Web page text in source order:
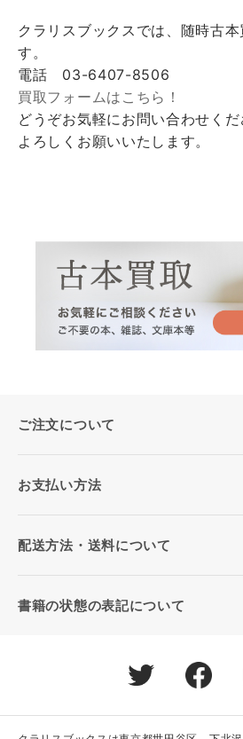
クラリスブックスでは、随時古
す。
電話 03-6407-8506
買取フォームはこちら！
どうぞお気軽にお問い合わせくだ
よろしくお願いいたします。
ご注文について
お支払い方法
配送方法・送料について
書籍の状態の表記について